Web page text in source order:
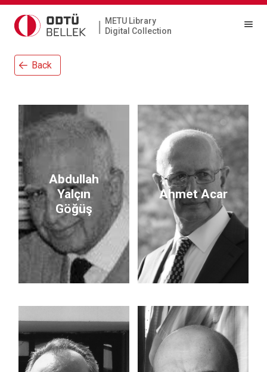
|
METU Library
Digital Collection
Back
Abdullah
Yalçın
Göğüş
Ahmet Acar